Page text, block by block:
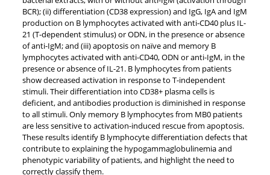
BCR); (ii) differentiation (CD38 expression) and IgG, IgA and IgM
production on B lymphocytes activated with anti-CD40 plus IL-
21 (T-dependent stimulus) or ODN, in the presence or absence
of anti-IgM; and (iii) apoptosis on naïve and memory B
lymphocytes activated with anti-CD40, ODN or anti-IgM, in the
presence or absence of IL-21. B lymphocytes from patients
show decreased activation in response to T-independent
stimuli. Their differentiation into CD38+ plasma cells is
deficient, and antibodies production is diminished in response
to all stimuli. Only memory B lymphocytes from MB0 patients
are less sensitive to activation-induced rescue from apoptosis.
These results identify B lymphocyte differentiation defects that
contribute to explaining the hypogammaglobulinemia and
phenotypic variability of patients, and highlight the need to
correctly classify them.